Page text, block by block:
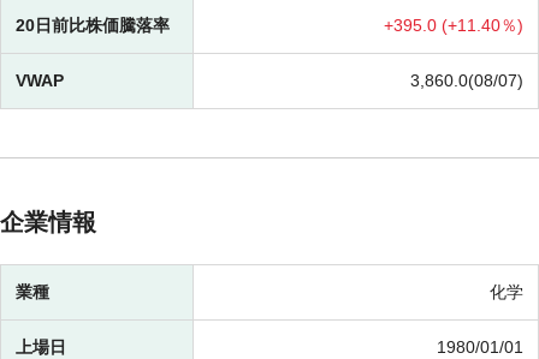
20日前比株価騰落率 +395.0 (+11.40％)
VWAP 3,860.0(08/07)
企業情報
業種 化学
上場日 1980/01/01